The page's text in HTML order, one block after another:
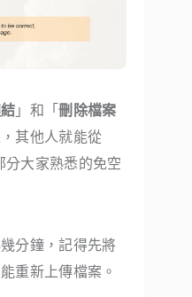
」和「刪除檔案
其他人就能從
分大家熟悉的免空
分鐘，記得先將
重新上傳檔案。